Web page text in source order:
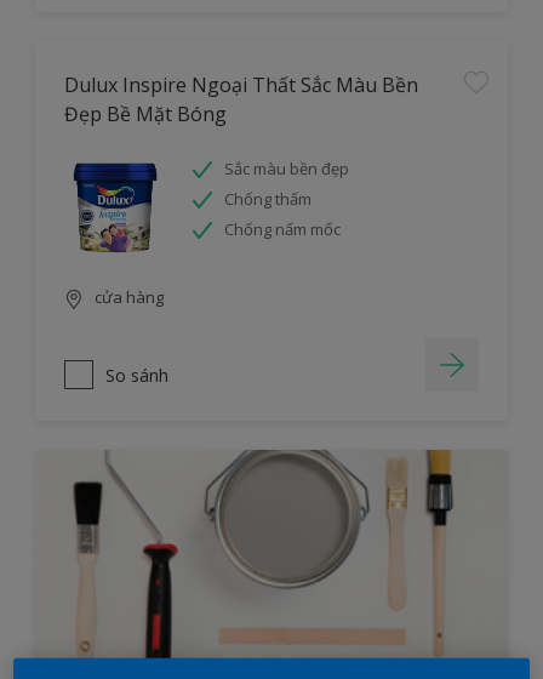
Dulux Inspire Ngoại Thất Sắc Màu Bền
Đẹp Bề Mặt Bóng
Sắc màu bền đẹp
Chống thấm
Chống nấm mốc
cửa hàng
So sánh